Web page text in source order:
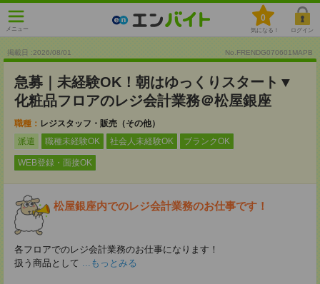
メニュー
0
気になる！ ログイン
掲載日 :2026/08/01 No.FRENDG070601MAPB
急募｜未経験OK！朝はゆっくりスタート▼
化粧品フロアのレジ会計業務＠松屋銀座
職種： レジスタッフ・販売（その他）
派遣
職種未経験OK 社会人未経験OK ブランクOK
WEB登録・面接OK
松屋銀座内でのレジ会計業務のお仕事です！
各フロアでのレジ会計業務のお仕事になります！
扱う商品として ...もっとみる